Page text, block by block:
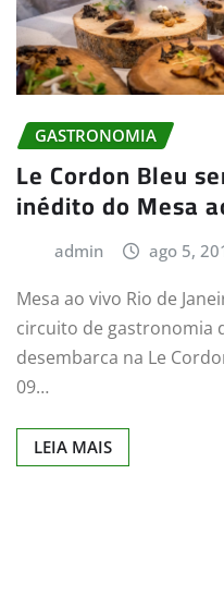
GASTRONOMIA
Le Cordon Bleu
inédito do Mesa
admin ago 5,
Mesa ao vivo Rio de
circuito de gastronomia
desembarca na Le
09…
LEIA MAIS